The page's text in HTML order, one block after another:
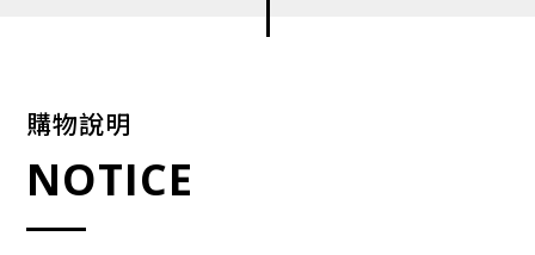
購物說明
NOTICE